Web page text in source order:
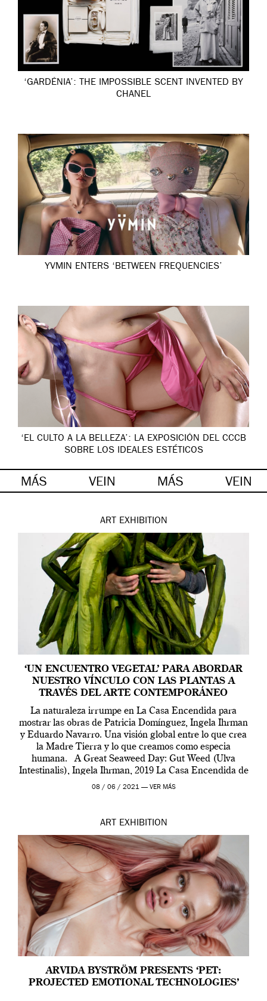
‘GARDÉNIA’: THE IMPOSSIBLE SCENT INVENTED BY
CHANEL
YVMIN ENTERS ‘BETWEEN FREQUENCIES’
‘EL CULTO A LA BELLEZA’: LA EXPOSICIÓN DEL CCCB
SOBRE LOS IDEALES ESTÉTICOS
MÁS VEIN MÁS VEIN
ART EXHIBITION
‘UN ENCUENTRO VEGETAL’ PARA ABORDAR
NUESTRO VÍNCULO CON LAS PLANTAS A
TRAVÉS DEL ARTE CONTEMPORÁNEO
La naturaleza irrumpe en La Casa Encendida para
mostrar las obras de Patricia Domínguez, Ingela Ihrman
y Eduardo Navarro. Una visión global entre lo que crea
la Madre Tierra y lo que creamos como especia
humana. A Great Seaweed Day: Gut Weed (Ulva
Intestinalis), Ingela Ihrman, 2019 La Casa Encendida de
Madrid y la Wellcome […]
08 / 06 / 2021 — VER MÁS
ART EXHIBITION
ARVIDA BYSTRÖM PRESENTS ‘PET:
PROJECTED EMOTIONAL TECHNOLOGIES’